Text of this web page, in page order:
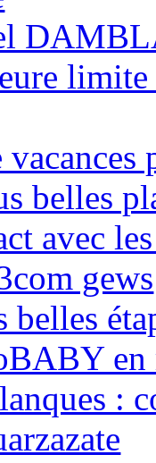
limite
belles
avec
gews
belles
en
: